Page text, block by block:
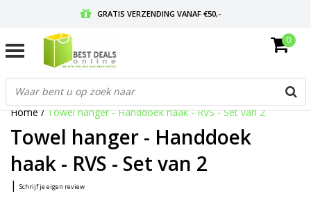
GRATIS VERZENDING VANAF €50,-
GRATIS RETOURNEREN EN 30 DAGEN BEDENKTIJD
0
Home/Towel hanger - Handdoek haak - RVS - Set van 2
Towel hanger - Handdoek
haak - RVS - Set van 2
| Schrijf je eigen review